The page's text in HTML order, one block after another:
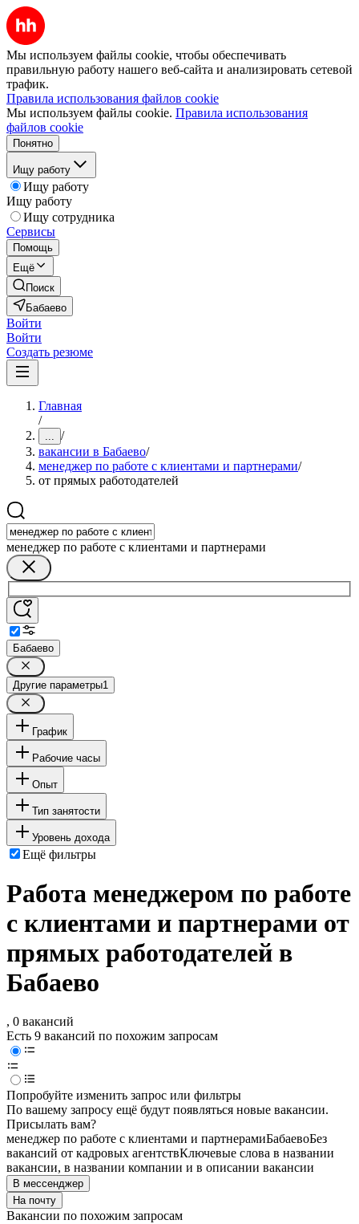
Мы используем файлы cookie, чтобы обеспечивать
правильную работу нашего веб-сайта и анализировать сетевой
трафик.
Правила использования файлов cookie
Мы используем файлы cookie. Правила использования
файлов cookie
Понятно
Ищу работу
Ищу работу
Ищу работу
Ищу сотрудника
Сервисы
Помощь
Ещё
Поиск
Бабаево
Войти
Войти
Создать резюме
Главная
/
... /
вакансии в Бабаево/
менеджер по работе с клиентами и партнерами/
от прямых работодателей
менеджер по работе с клиентами и партнерами
Бабаево
Другие параметры1
График
Рабочие часы
Опыт
Тип занятости
Уровень дохода
Ещё фильтры
Работа менеджером по работе
с клиентами и партнерами от
прямых работодателей в
Бабаево
, 0 вакансий
Есть 9 вакансий по похожим запросам
Попробуйте изменить запрос или фильтры
По вашему запросу ещё будут появляться новые вакансии.
Присылать вам?
менеджер по работе с клиентами и партнерамиБабаевоБез
вакансий от кадровых агентствКлючевые слова в названии
вакансии, в названии компании и в описании вакансии
В мессенджер
На почту
Вакансии по похожим запросам